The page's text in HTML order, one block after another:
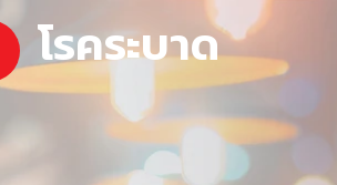
โรคระบาด